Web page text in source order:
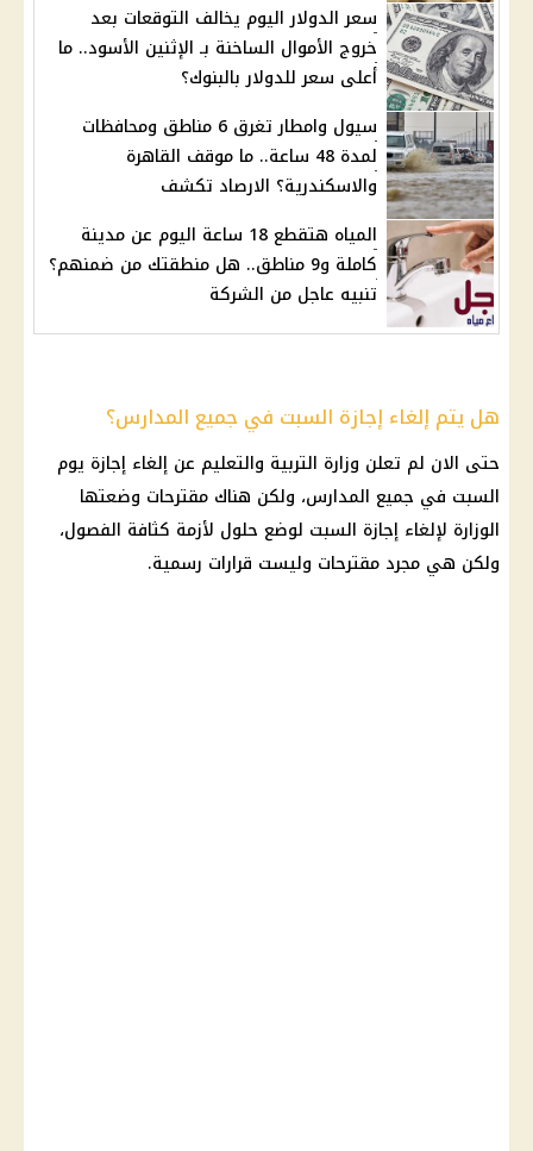
سعر الدولار اليوم يخالف التوقعات بعد
خروج الأموال الساخنة بـ الإثنين الأسود.. ما
أعلى سعر للدولار بالبنوك؟
سيول وامطار تغرق 6 مناطق ومحافظات
لمدة 48 ساعة.. ما موقف القاهرة
والاسكندرية؟ الارصاد تكشف
المياه هتقطع 18 ساعة اليوم عن مدينة
كاملة و9 مناطق.. هل منطقتك من ضمنهم؟
تنبيه عاجل من الشركة
هل يتم إلغاء إجازة السبت في جميع المدارس؟
حتى الان لم تعلن وزارة التربية والتعليم عن إلغاء إجازة يوم
السبت في جميع المدارس، ولكن هناك مقترحات وضعتها
الوزارة لإلغاء إجازة السبت لوضع حلول لأزمة كثافة الفصول،
ولكن هي مجرد مقترحات وليست قرارات رسمية.